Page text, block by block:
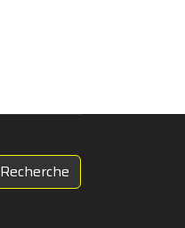
Recherche